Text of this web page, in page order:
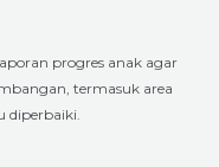
progres anak agar
termasuk area
diperbaiki.